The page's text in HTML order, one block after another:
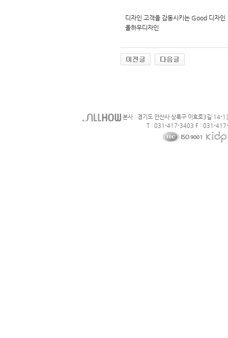
디자인 고객을 감동시키는 Good 디자인
올하우디자인
본사 : 경기도 안산사 상록구 이호로3길 14-
T : 031-417-3403 F : 031-